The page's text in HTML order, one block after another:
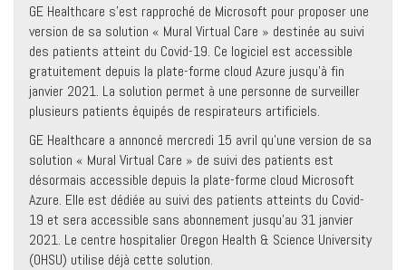
GE Healthcare s’est rapproché de Microsoft pour proposer une
version de sa solution « Mural Virtual Care » destinée au suivi
des patients atteint du Covid-19. Ce logiciel est accessible
gratuitement depuis la plate-forme cloud Azure jusqu’à fin
janvier 2021. La solution permet à une personne de surveiller
plusieurs patients équipés de respirateurs artificiels.
GE Healthcare a annoncé mercredi 15 avril qu’une version de sa
solution « Mural Virtual Care » de suivi des patients est
désormais accessible depuis la plate-forme cloud Microsoft
Azure. Elle est dédiée au suivi des patients atteints du Covid-
19 et sera accessible sans abonnement jusqu’au 31 janvier
2021. Le centre hospitalier Oregon Health & Science University
(OHSU) utilise déjà cette solution.